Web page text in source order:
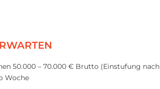
50.000 – 70.000 € Brutto (Einstufung
Woche